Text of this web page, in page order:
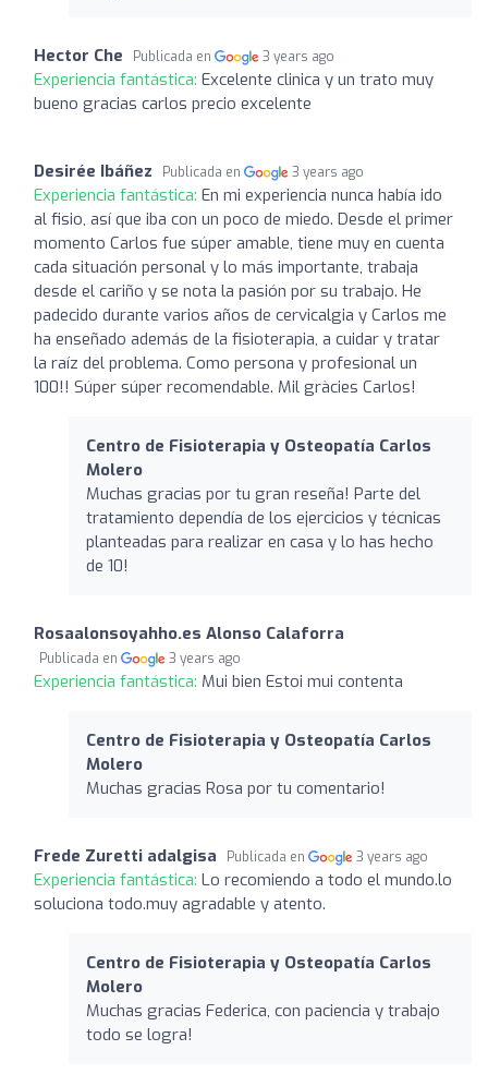
Hector Che Publicada en 3 years ago
Experiencia fantástica: Excelente clinica y un trato muy
bueno gracias carlos precio excelente
Desirée Ibáñez Publicada en 3 years ago
Experiencia fantástica: En mi experiencia nunca había ido
al fisio, así que iba con un poco de miedo. Desde el primer
momento Carlos fue súper amable, tiene muy en cuenta
cada situación personal y lo más importante, trabaja
desde el cariño y se nota la pasión por su trabajo. He
padecido durante varios años de cervicalgia y Carlos me
ha enseñado además de la fisioterapia, a cuidar y tratar
la raíz del problema. Como persona y profesional un
100!! Súper súper recomendable. Mil gràcies Carlos!
Centro de Fisioterapia y Osteopatía Carlos
Molero
Muchas gracias por tu gran reseña! Parte del
tratamiento dependía de los ejercicios y técnicas
planteadas para realizar en casa y lo has hecho
de 10!
Rosaalonsoyahho.es Alonso Calaforra
Publicada en 3 years ago
Experiencia fantástica: Mui bien Estoi mui contenta
Centro de Fisioterapia y Osteopatía Carlos
Molero
Muchas gracias Rosa por tu comentario!
Frede Zuretti adalgisa Publicada en 3 years ago
Experiencia fantástica: Lo recomiendo a todo el mundo.lo
soluciona todo.muy agradable y atento.
Centro de Fisioterapia y Osteopatía Carlos
Molero
Muchas gracias Federica, con paciencia y trabajo
todo se logra!